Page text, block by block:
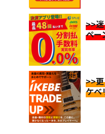
>>
ペー
>>
ケベ